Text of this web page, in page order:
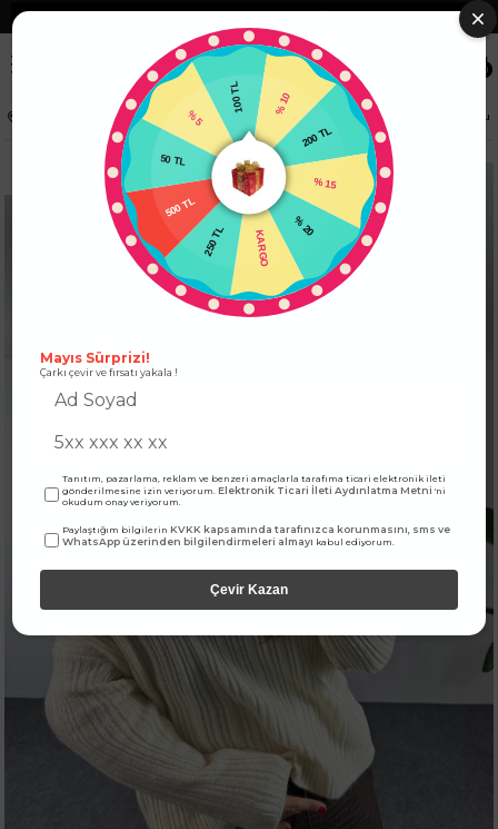
❯
0
ÜST GİYİM KAZAK Geniş Madonna Yaka Yumoş Örme Kazak Ekru
% 10
200 TL
% 20
250 TL
500 TL
50 TL
% 5
Mayıs Sürprizi!
Çarkı çevir ve fırsatı yakala !
Tanıtım, pazarlama, reklam ve benzeri amaçlarla tarafıma ticari elektronik ileti
gönderilmesine izin veriyorum.Elektronik Ticari İleti Aydınlatma Metni 'ni
okudum onay veriyorum.
Paylaştığım bilgilerinKVKK kapsamında tarafınızca korunmasını, sms ve
WhatsApp üzerinden bilgilendirmeleri almayı kabul ediyorum.
Çevir Kazan